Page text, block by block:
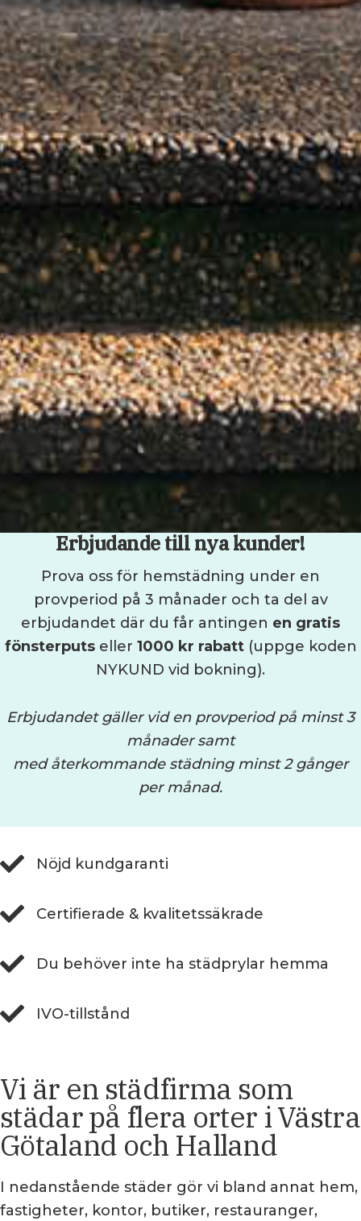
Erbjudande till nya kunder!
Prova oss för hemstädning under en
provperiod på 3 månader och ta del av
erbjudandet där du får antingen en gratis
fönsterputseller 1000 kr rabatt(uppge koden
NYKUND vid bokning).
Erbjudandet gäller vid en provperiod på minst 3
månader samt
med återkommande städning minst 2 gånger
per månad.
Nöjd kundgaranti
Certifierade & kvalitetssäkrade
Du behöver inte ha städprylar hemma
IVO-tillstånd
Vi är en städfirma som
städar på flera orter i Västra
Götaland och Halland
I nedanstående städer gör vi bland annat hem,
fastigheter, kontor, butiker, restauranger,